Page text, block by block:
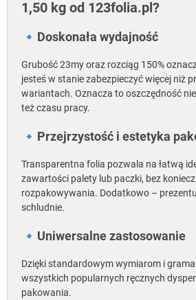
1,50 kg od 123folia.pl?
🔹Doskonała wydajność
Grubość 23my oraz rozciąg 150%
jesteś w stanie zabezpieczyć więcej niż
wariantach. Oznacza to oszczędność
też czasu pracy.
🔹Przejrzystość i estetyka
Transparentna folia pozwala na łatwą
zawartości palety lub paczki, bez
rozpakowywania. Dodatkowo –
schludnie.
🔹Uniwersalne zastosowanie
Dzięki standardowym wymiarom i
wszystkich popularnych ręcznych
pakowania.